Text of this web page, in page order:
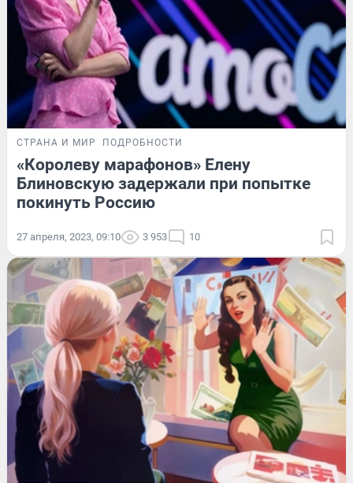
СТРАНА И МИР ПОДРОБНОСТИ
«Королеву марафонов» Елену
Блиновскую задержали при попытке
покинуть Россию
27 апреля, 2023, 09:10 3 953 10